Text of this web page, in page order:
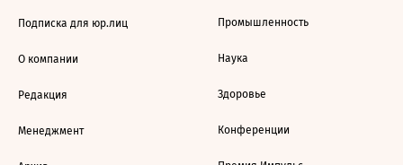
Подписка для юр.лиц
О компании
Редакция
Менеджмент
Промышленность
Наука
Здоровье
Конференции